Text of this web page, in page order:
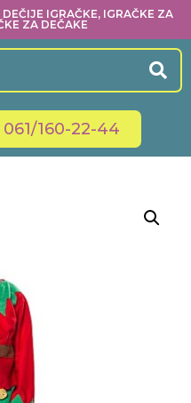
IGRAČKE, IGRAČKE ZA
ZA DEČAKE
061/160-22-44